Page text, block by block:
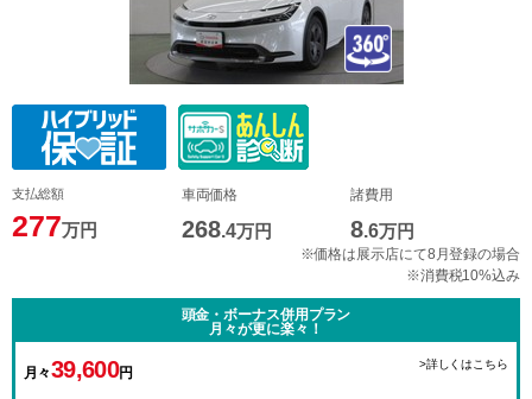
支払総額
277万円
車両価格
268.4万円
諸費用
8.6万円
※価格は展示店にて8月登録の場合
※消費税10%込み
頭金・ボーナス併用プラン
月々が更に楽々！
月々39,600円
>詳しくはこちら